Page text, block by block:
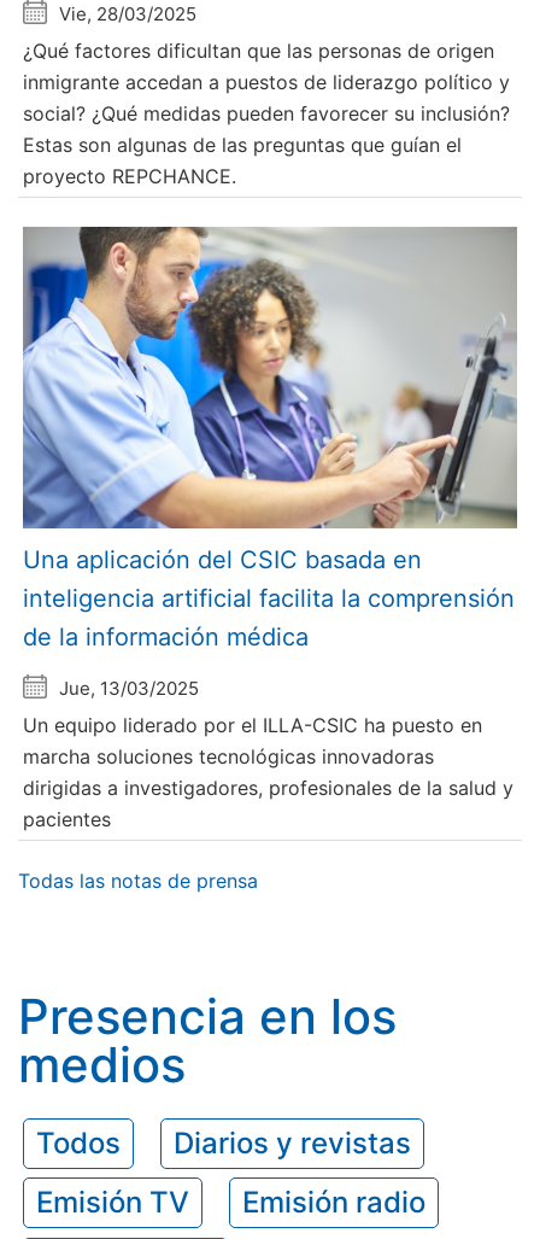
Vie, 28/03/2025
¿Qué factores dificultan que las personas de origen
inmigrante accedan a puestos de liderazgo político y
social? ¿Qué medidas pueden favorecer su inclusión?
Estas son algunas de las preguntas que guían el
proyecto REPCHANCE.
Una aplicación del CSIC basada en
inteligencia artificial facilita la comprensión
de la información médica
Jue, 13/03/2025
Un equipo liderado por el ILLA-CSIC ha puesto en
marcha soluciones tecnológicas innovadoras
dirigidas a investigadores, profesionales de la salud y
pacientes
Todas las notas de prensa
Presencia en los
medios
Todos
Diarios y revistas
Emisión TV
Emisión radio